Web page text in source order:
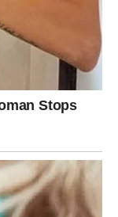
dubok
i
deluje
te vodi ka